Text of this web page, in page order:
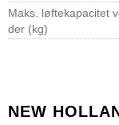
Maks. løftekapacitet
der (kg)
NEW